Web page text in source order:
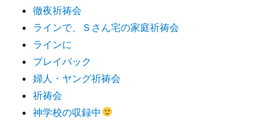
徹夜祈祷会
ラインで、Ｓさん宅の家庭祈祷会
ラインに
プレイバック
婦人・ヤング祈祷会
祈祷会
神学校の収録中